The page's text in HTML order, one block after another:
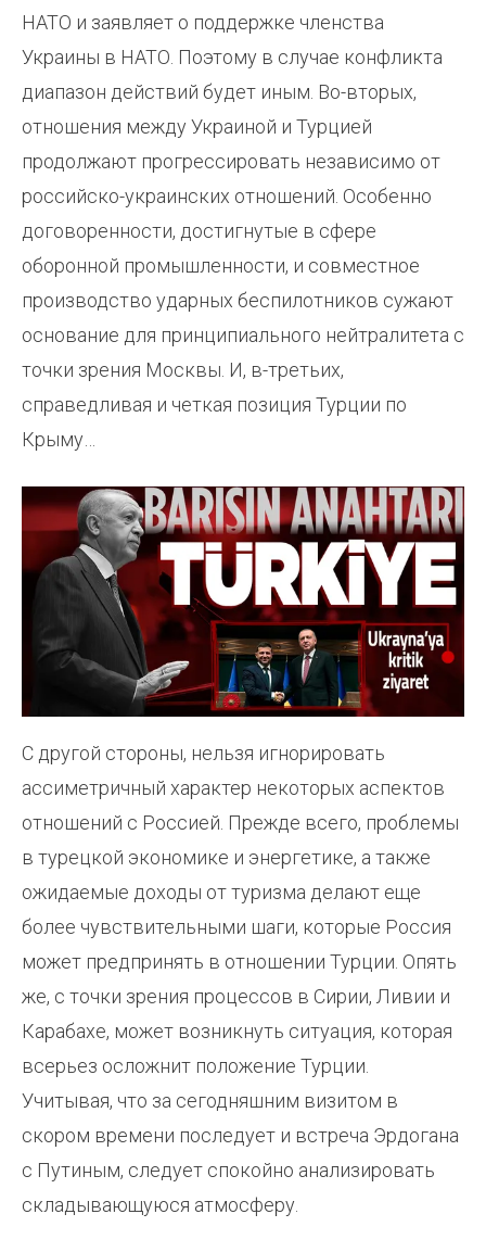
НАТО и заявляет о поддержке членства
Украины в НАТО. Поэтому в случае конфликта
диапазон действий будет иным. Во-вторых,
отношения между Украиной и Турцией
продолжают прогрессировать независимо от
российско-украинских отношений. Особенно
договоренности, достигнутые в сфере
оборонной промышленности, и совместное
производство ударных беспилотников сужают
основание для принципиального нейтралитета с
точки зрения Москвы. И, в-третьих,
справедливая и четкая позиция Турции по
Крыму…
С другой стороны, нельзя игнорировать
ассиметричный характер некоторых аспектов
отношений с Россией. Прежде всего, проблемы
в турецкой экономике и энергетике, а также
ожидаемые доходы от туризма делают еще
более чувствительными шаги, которые Россия
может предпринять в отношении Турции. Опять
же, с точки зрения процессов в Сирии, Ливии и
Карабахе, может возникнуть ситуация, которая
всерьез осложнит положение Турции.
Учитывая, что за сегодняшним визитом в
скором времени последует и встреча Эрдогана
с Путиным, следует спокойно анализировать
складывающуюся атмосферу.